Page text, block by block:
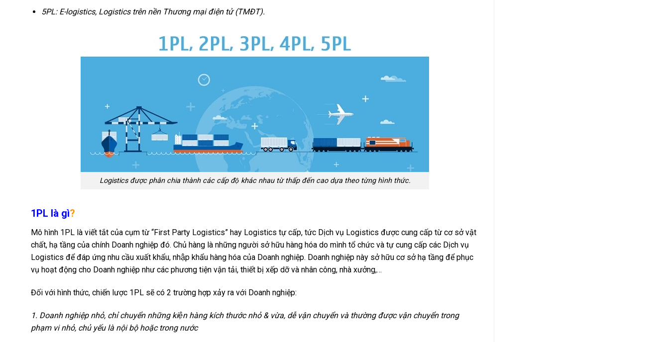
5PL: E-logistics, Logistics trên nền Thương mại điện tử (TMĐT).
Logistics được phân chia thành các cấp độ khác nhau từ thấp đến cao dựa theo từng hình thức.
1PL là gì?
Mô hình 1PL là viết tắt của cụm từ “First Party Logistics” hay Logistics tự cấp, tức Dịch vụ Logistics được cung cấp từ cơ sở vật
chất, hạ tầng của chính Doanh nghiệp đó. Chủ hàng là những người sở hữu hàng hóa do mình tổ chức và tự cung cấp các Dịch vụ
Logistics để đáp ứng nhu cầu xuất khẩu, nhập khẩu hàng hóa của Doanh nghiệp. Doanh nghiệp này sở hữu cơ sở hạ tầng để phục
vụ hoạt động cho Doanh nghiệp như các phương tiện vận tải, thiết bị xếp dỡ và nhân công, nhà xưởng,…
Đối với hình thức, chiến lược 1PL sẽ có 2 trường hợp xảy ra với Doanh nghiệp:
1. Doanh nghiệp nhỏ, chỉ chuyển những kiện hàng kích thước nhỏ & vừa, dễ vận chuyển và thường được vận chuyển trong
phạm vi nhỏ, chủ yếu là nội bộ hoặc trong nước